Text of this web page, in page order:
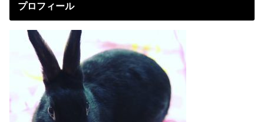
プロフィール